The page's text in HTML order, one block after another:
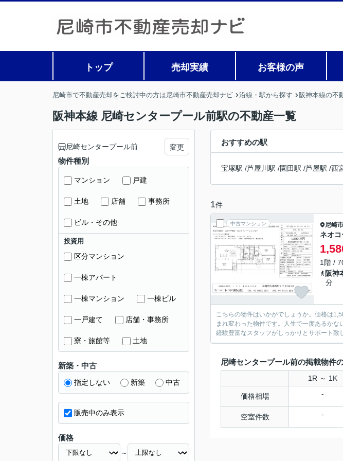
トップ 売却実績 お客様の声
尼崎市で不動産売却をご検討中の方は尼崎市不動産売却ナビ 沿線・駅から探す 阪神本線の不
阪神本線 尼崎センタープール前駅の不動産一覧
おすすめの駅
宝塚駅 /芦屋川駅 /園田駅 /芦屋駅 /西
1件
中古マンション 尼崎市
ネオ
1階 /
阪神
分
こちらの物件はいかがでしょうか。価格は
まれ変わった物件です。人生で一度あるか
経験豊富なスタッフがしっかりとサポート致
尼崎センタープール前の掲載物件
1R ～ 1K
価格相場 -
空室件数 -
尼崎センタープール前 変更
物件種別
マンション 戸建
土地 店舗 事務所
ビル・その他
投資用
区分マンション
一棟アパート
一棟マンション 一棟ビル
一戸建て 店舗・事務所
寮・旅館等 土地
新築・中古
指定しない 新築 中古
販売中のみ表示
価格
～